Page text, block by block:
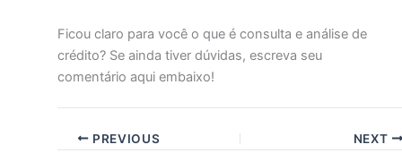
Ficou claro para você o que é consulta e análise de
crédito? Se ainda tiver dúvidas, escreva seu
comentário aqui embaixo!
PREVIOUS NEXT